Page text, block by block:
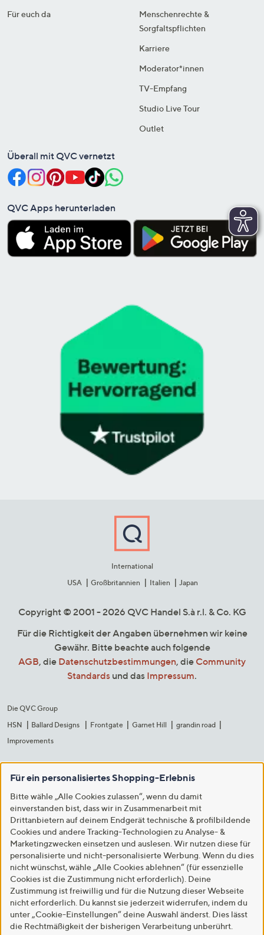
Für euch da
Menschenrechte &
Sorgfaltspflichten
Karriere
Moderator*innen
TV-Empfang
Studio Live Tour
Outlet
Überall mit QVC vernetzt
QVC Apps herunterladen
International
USA
Großbritannien Italien Japan
Copyright © 2001 - 2026 QVC Handel S.à r.l. & Co. KG
Für die Richtigkeit der Angaben übernehmen wir keine
Gewähr. Bitte beachte auch folgende
AGB, die Datenschutzbestimmungen, die Community
Standards und das Impressum.
Die QVC Group
HSN
Ballard Designs Frontgate Garnet Hill
grandin road
Improvements
Für ein personalisiertes Shopping-Erlebnis
Bitte wähle „Alle Cookies zulassen“, wenn du damit
einverstanden bist, dass wir in Zusammenarbeit mit
Drittanbietern auf deinem Endgerät technische & profilbildende
Cookies und andere Tracking-Technologien zu Analyse- &
Marketingzwecken einsetzen und auslesen. Wir nutzen diese für
personalisierte und nicht-personalisierte Werbung. Wenn du dies
nicht wünschst, wähle „Alle Cookies ablehnen“ (für essenzielle
Cookies ist die Zustimmung nicht erforderlich). Deine
Zustimmung ist freiwillig und für die Nutzung dieser Webseite
nicht erforderlich. Du kannst sie jederzeit widerrufen, indem du
unter „Cookie-Einstellungen“ deine Auswahl änderst. Dies lässt
die Rechtmäßigkeit der bisherigen Verarbeitung unberührt.